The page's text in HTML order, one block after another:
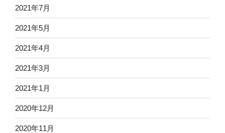
2021年7月
2021年5月
2021年4月
2021年3月
2021年1月
2020年12月
2020年11月